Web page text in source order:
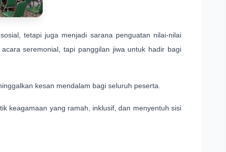
tetapi juga menjadi sarana penguatan nilai-nilai
seremonial, tapi panggilan jiwa untuk hadir bagi
kesan mendalam bagi seluruh peserta.
keagamaan yang ramah, inklusif, dan menyentuh sisi